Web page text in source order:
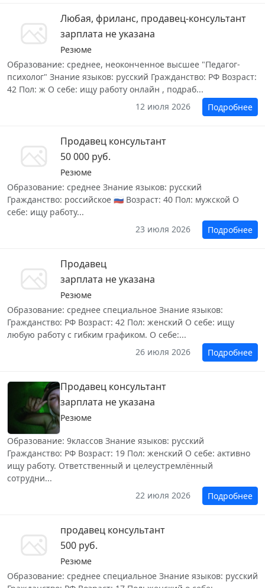
Любая, фриланс, продавец-консультант
зарплата не указана
Резюме
Образование: среднее, неоконченное высшее "Педагог-
психолог" Знание языков: русский Гражданство: РФ Возраст:
42 Пол: ж О себе: ищу работу онлайн , подраб...
12 июля 2026
Подробнее
Продавец консультант
50 000 руб.
Резюме
Образование: среднее Знание языков: русский
Гражданство: российское 🇷🇺 Возраст: 40 Пол: мужской О
себе: ищу работу...
23 июля 2026
Подробнее
Продавец
зарплата не указана
Резюме
Образование: среднее специальное Знание языков:
Гражданство: РФ Возраст: 42 Пол: женский О себе: ищу
любую работу с гибким графиком. О себе:...
26 июля 2026
Подробнее
Продавец консультант
зарплата не указана
Резюме
Образование: 9классов Знание языков: русский
Гражданство: РФ Возраст: 19 Пол: женский О себе: активно
ищу работу. Ответственный и целеустремлённый
сотрудни...
22 июля 2026
Подробнее
продавец консультант
500 руб.
Резюме
Образование: среднее специальное Знание языков: русский